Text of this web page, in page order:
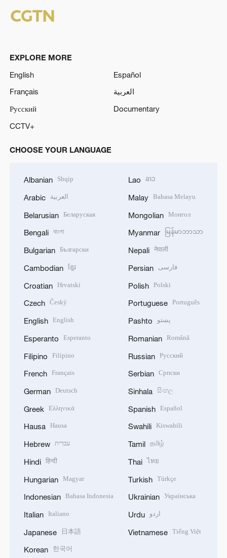
EXPLORE MORE
English
Español
Français
العربية
Русский
Documentary
CCTV+
CHOOSE YOUR LANGUAGE
Albanian Shqip
Arabic العربية
Belarusian Беларуская
Bengali বাংলা
Bulgarian Български
Cambodian ខ្មែរ
Croatian Hrvatski
Czech Český
English English
Esperanto Esperanto
Filipino Filipino
French Français
German Deutsch
Greek Ελληνικά
Hausa Hausa
Hebrew עברית
Hindi हिन्दी
Hungarian Magyar
Indonesian Bahasa Indonesia
Italian Italiano
Japanese 日本語
Korean 한국어
Lao ລາວ
Malay Bahasa Melayu
Mongolian Монгол
Myanmar မြန်မာဘာသာ
Nepali नेपाली
Persian فارسی
Polish Polski
Portuguese Português
Pashto پښتو
Romanian Română
Russian Русский
Serbian Српски
Sinhala සිංහල
Spanish Español
Swahili Kiswahili
Tamil தமிழ்
Thai ไทย
Turkish Türkçe
Ukrainian Українська
Urdu اردو
Vietnamese Tiếng Việt